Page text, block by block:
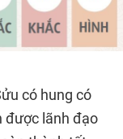
có hung có
được lãnh đạo